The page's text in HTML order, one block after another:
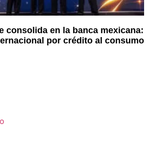
consolida en la banca mexicana:
por crédito al consumo